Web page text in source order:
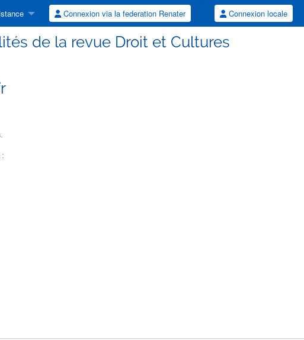
Connexion via la federation Renater Connexion locale
de la revue Droit et Cultures